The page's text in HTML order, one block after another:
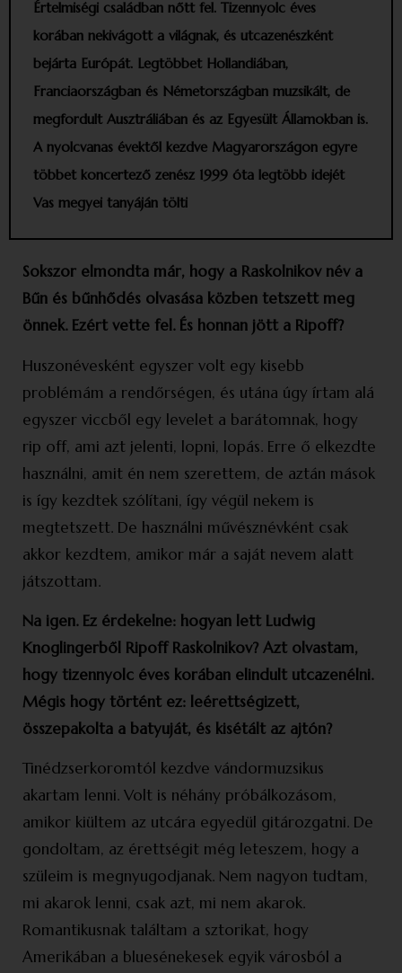
Értelmiségi családban nőtt fel. Tizen­nyolc éves
korában nekivágott a világnak, és utcazenészként
bejárta Európát. Legtöbbet Hollandiában,
Franciaországban és Németországban muzsikált, de
megfordult Ausztráliában és az Egyesült Államokban is.
A nyolcvanas évektől kezdve Magyar­országon egyre
többet koncertező zenész 1999 óta legtöbb idejét
Vas megyei tanyáján tölti
Sokszor elmondta már, hogy a Raskolnikov név a
Bűn és bűnhődés olvasása közben tetszett meg
önnek. Ezért vette fel. És honnan jött a Ripoff?
Huszonévesként egyszer volt egy kisebb
problémám a rendőrségen, és utána úgy írtam alá
egyszer viccből egy levelet a barátomnak, hogy
rip off, ami azt jelenti, lopni, lopás. Erre ő elkezdte
használni, amit én nem szerettem, de aztán mások
is így kezdtek szólítani, így végül nekem is
megtetszett. De használni művésznévként csak
akkor kezdtem, amikor már a saját nevem alatt
játszottam.
Na igen. Ez érdekelne: hogyan lett Ludwig
Knoglingerből Ripoff Raskolnikov? Azt olvastam,
hogy tizennyolc éves korában elindult utcazenélni.
Mégis hogy történt ez: leérettségizett,
összepakolta a batyuját, és kisétált az ajtón?
Tinédzserkoromtól kezdve vándormuzsikus
akartam lenni. Volt is néhány próbálkozásom,
amikor kiültem az utcára egyedül gitározgatni. De
gondoltam, az érettségit még leteszem, hogy a
szüleim is megnyugodjanak. Nem nagyon tudtam,
mi akarok lenni, csak azt, mi nem akarok.
Romantikusnak találtam a sztorikat, hogy
Amerikában a bluesénekesek egyik városból a